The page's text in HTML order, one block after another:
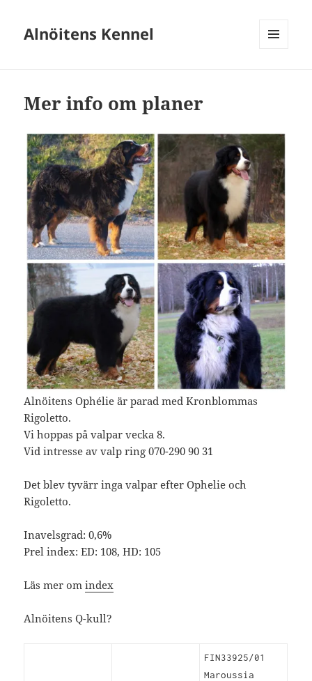
Alnöitens Kennel
Mer info om planer
Alnöitens Ophélie är parad med Kronblommas
Rigoletto.
Vi hoppas på valpar vecka 8.
Vid intresse av valp ring 070-290 90 31
Det blev tyvärr inga valpar efter Ophelie och
Rigoletto.
Inavelsgrad: 0,6%
Prel index: ED: 108, HD: 105
Läs mer omindex
Alnöitens Q-kull?
FIN33925/01
Maroussia